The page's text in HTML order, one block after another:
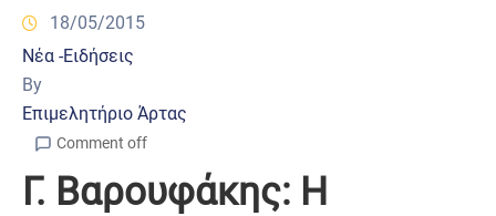
18/05/2015
Νέα -Ειδήσεις
By
Επιμελητήριο Άρτας
Comment off
Γ. Βαρουφάκης: Η